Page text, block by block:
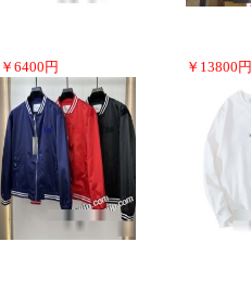
￥ 6400 円 ￥ 13800 円